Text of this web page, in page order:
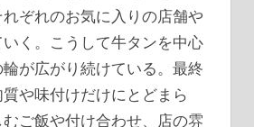
ぞれのお気に入りの店舗や
く。こうして牛タンを中心
が広がり続けている。最終
や味付けだけにとどまら
ご飯や付け合わせ、店の雰